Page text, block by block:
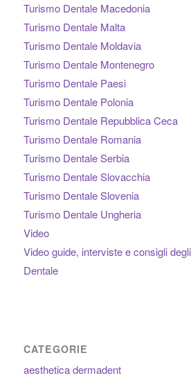
Turismo Dentale Macedonia
Turismo Dentale Malta
Turismo Dentale Moldavia
Turismo Dentale Montenegro
Turismo Dentale Paesi
Turismo Dentale Polonia
Turismo Dentale Repubblica Ceca
Turismo Dentale Romania
Turismo Dentale Serbia
Turismo Dentale Slovacchia
Turismo Dentale Slovenia
Turismo Dentale Ungheria
Video
Video guide, interviste e consigli
Dentale
CATEGORIE
aesthetica dermadent